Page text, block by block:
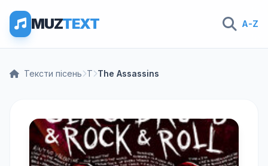
MUZTEXT A-Z
Тексти пісень T The Assassins